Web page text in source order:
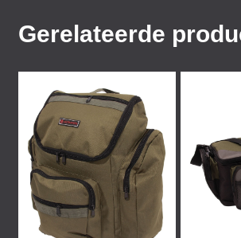
Gerelateerde